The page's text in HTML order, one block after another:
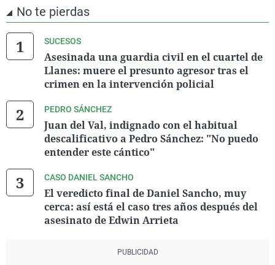
No te pierdas
SUCESOS
Asesinada una guardia civil en el cuartel de
Llanes: muere el presunto agresor tras el
crimen en la intervención policial
PEDRO SÁNCHEZ
Juan del Val, indignado con el habitual
descalificativo a Pedro Sánchez: "No puedo
entender este cántico"
CASO DANIEL SANCHO
El veredicto final de Daniel Sancho, muy
cerca: así está el caso tres años después del
asesinato de Edwin Arrieta